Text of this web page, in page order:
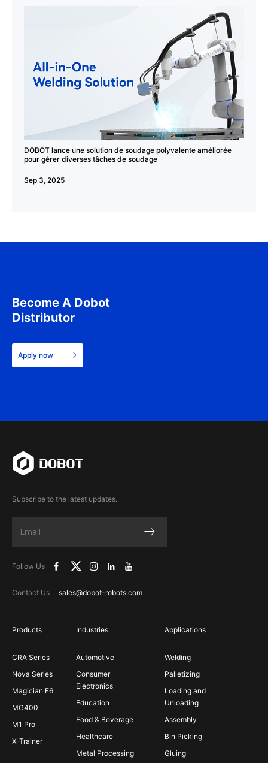
DOBOT lance une solution de soudage polyvalente améliorée
pour gérer diverses tâches de soudage
Sep 3, 2025
Become A Dobot
Distributor
Apply now
Subscribe to the latest updates.
Follow Us
Contact Us sales@dobot-robots.com
Products
CRA Series
Nova Series
Magician E6
MG400
M1 Pro
X-Trainer
Industries
Automotive
Consumer
Electronics
Education
Food & Beverage
Healthcare
Metal Processing
Applications
Welding
Palletizing
Loading and
Unloading
Assembly
Bin Picking
Gluing